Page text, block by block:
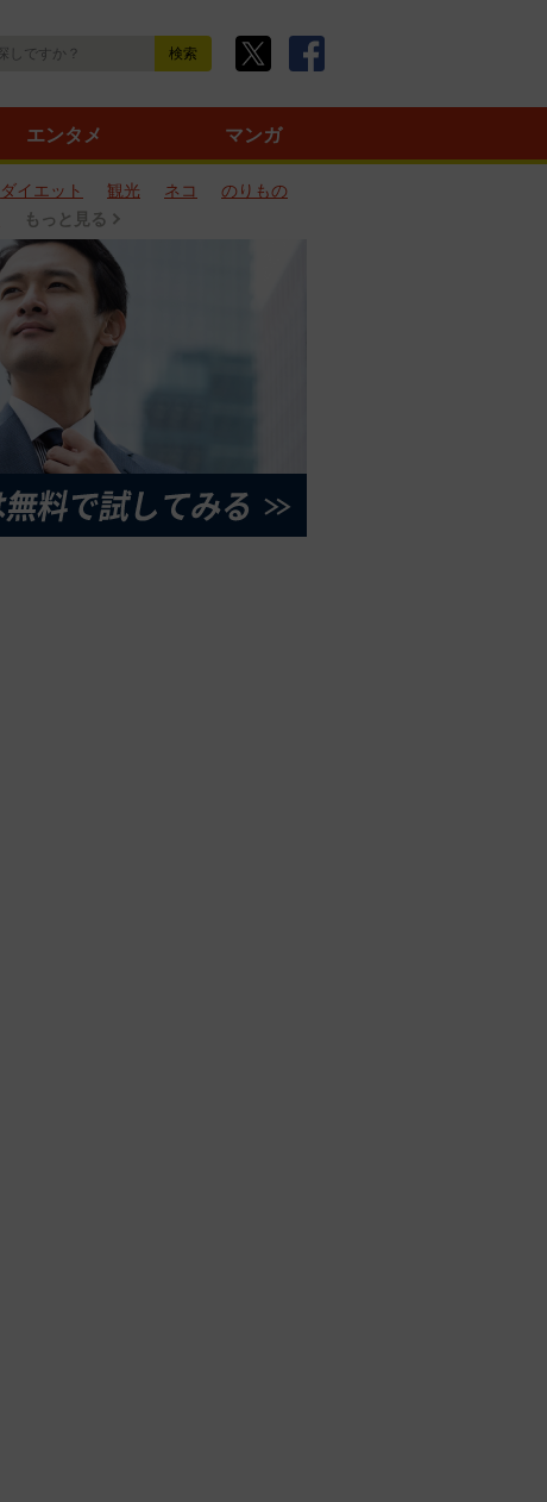
エンタメ マンガ
ダイエット 観光 ネコ
のりもの
もっと見る